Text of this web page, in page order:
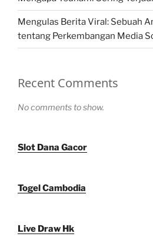
Mengulas Berita Viral: Sebuah
tentang Perkembangan Media
Recent Comments
No comments to show.
Slot Dana Gacor
Togel Cambodia
Live Draw Hk